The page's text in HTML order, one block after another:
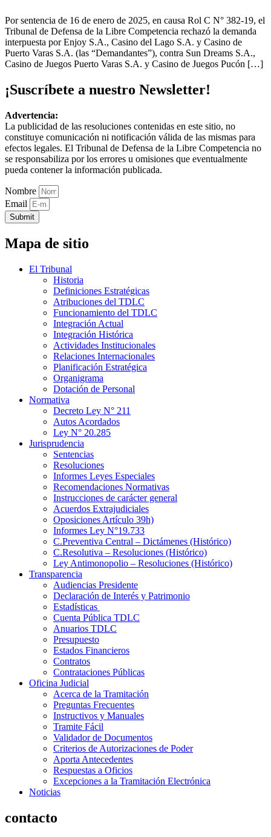
Por sentencia de 16 de enero de 2025, en causa Rol C N° 382-19, el
Tribunal de Defensa de la Libre Competencia rechazó la demanda
interpuesta por Enjoy S.A., Casino del Lago S.A. y Casino de
Puerto Varas S.A. (las “Demandantes”), contra Sun Dreams S.A.,
Casino de Juegos Puerto Varas S.A. y Casino de Juegos Pucón […]
¡Suscríbete a nuestro Newsletter!
Advertencia:
La publicidad de las resoluciones contenidas en este sitio, no
constituye comunicación ni notificación válida de las mismas para
efectos legales. El Tribunal de Defensa de la Libre Competencia no
se responsabiliza por los errores u omisiones que eventualmente
pueda contener la información publicada.
Nombre
Email
Submit
Mapa de sitio
El Tribunal
Historia
Definiciones Estratégicas
Atribuciones del TDLC
Funcionamiento del TDLC
Integración Actual
Integración Histórica
Actividades Institucionales
Relaciones Internacionales
Planificación Estratégica
Organigrama
Dotación de Personal
Normativa
Decreto Ley N° 211
Autos Acordados
Ley N° 20.285
Jurisprudencia
Sentencias
Resoluciones
Informes Leyes Especiales
Recomendaciones Normativas
Instrucciones de carácter general
Acuerdos Extrajudiciales
Oposiciones Artículo 39h)
Informes Ley N°19.733
C.Preventiva Central – Dictámenes (Histórico)
C.Resolutiva – Resoluciones (Histórico)
Ley Antimonopolio – Resoluciones (Histórico)
Transparencia
Audiencias Presidente
Declaración de Interés y Patrimonio
Estadísticas
Cuenta Pública TDLC
Anuarios TDLC
Presupuesto
Estados Financieros
Contratos
Contrataciones Públicas
Oficina Judicial
Acerca de la Tramitación
Preguntas Frecuentes
Instructivos y Manuales
Tramite Fácil
Validador de Documentos
Criterios de Autorizaciones de Poder
Aporta Antecedentes
Respuestas a Oficios
Excepciones a la Tramitación Electrónica
Noticias
contacto